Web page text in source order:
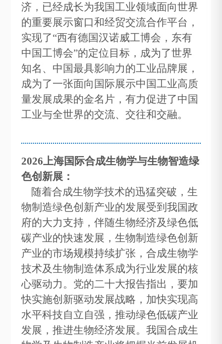
济，已经成长为我国工业领域面向世界
的重要展示窗口和经贸交流合作平台，
实现了“西有德国汉诺威工博会，东有
中国工博会”的定位目标，成为了世界
知名、中国最具影响力的工业品牌展，
成为了一张面向国际展示中国工业高质
量发展成果的金名片，有力促进了中国
工业与全世界的交流、交往和交融。
2026上海国际合成生物学与生物智造绿
色创新展：
随着合成生物学技术的迅猛突破，生
物制造绿色创新产业的发展受到我国政
府的大力支持，伴随生物经济及绿色低
碳产业的快速发展，生物制造绿色创新
产业的市场规模持续扩张，合成生物学
技术及生物制造体系成为行业发展的核
心驱动力。党的二十大报告指出，要加
快实施创新驱动发展战略，加快实现高
水平科技自立自强，推动绿色低碳产业
发展，推进生物经济发展。我国合成生